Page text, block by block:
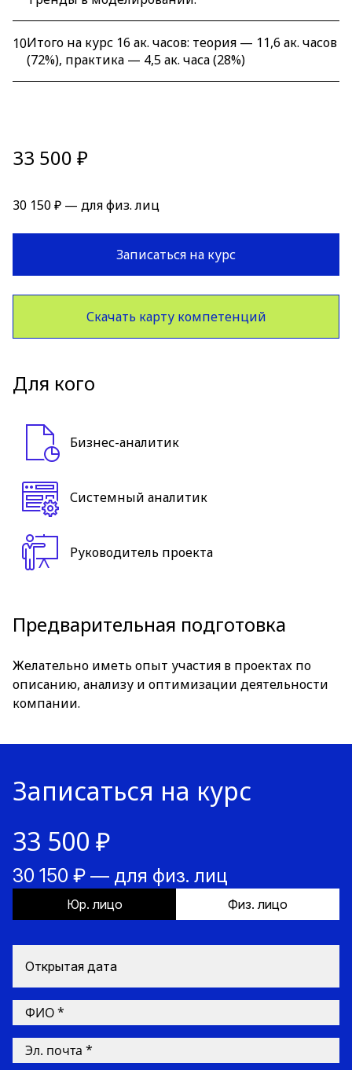
10Итого на курс 16 ак. часов: теория — 11,6 ак. часов
(72%), практика — 4,5 ак. часа (28%)
33 500 ₽
30 150 ₽ — для физ. лиц
Записаться на курс
Скачать карту компетенций
Для кого
Бизнес-аналитик
Системный аналитик
Руководитель проекта
Предварительная подготовка
Желательно иметь опыт участия в проектах по
описанию, анализу и оптимизации деятельности
компании.
Записаться на курс
33 500 ₽
30 150 ₽ — для физ. лиц
Юр. лицо Физ. лицо
Открытая дата